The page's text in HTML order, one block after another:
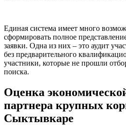
Единая система имеет много
сформировать полное
заявки. Одна из них – это аудит
без предварительного
участники, которые не прошли
поиска.
Оценка
партнера крупных
Сыктывкаре